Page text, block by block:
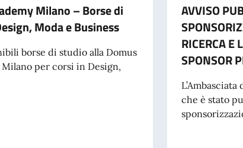
Milano – Borse di
Moda e Business
borse di studio alla Domus
Milano per corsi in Design,
Academy Milano – Borse di studio in Design, Moda e Business
AVVISO
RICERCA E
SPONSOR
che è stato